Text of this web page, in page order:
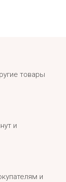
товары
и
и